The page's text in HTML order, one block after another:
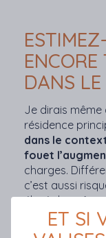
ENCORE
DANS
Je dirais même
résidence
dans le
fouet
charges.
c’est aussi
élevé dans 6
Devenir
ET SI